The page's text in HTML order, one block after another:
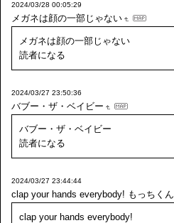
2024/03/28 00:05:29
メガネは顔の一部じゃない
メガネは顔の一部じゃない
読者になる
2024/03/27 23:50:36
バブー・ザ・ベイビー
バブー・ザ・ベイビー
読者になる
2024/03/27 23:44:44
clap your hands everybody! もっちくん
clap your hands everybody!